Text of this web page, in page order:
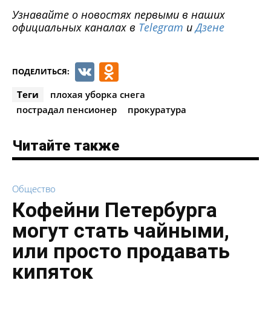
Узнавайте о новостях первыми в наших
официальных каналах в Telegram иДзене
ПОДЕЛИТЬСЯ: VK
Теги
плохая уборка снега
пострадал пенсионер
прокуратура
Читайте также
Общество
Кофейни Петербурга
могут стать чайными,
или просто продавать
кипяток